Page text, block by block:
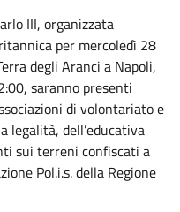
III, organizzata
per mercoledì 28
degli Aranci a Napoli,
saranno presenti
di volontariato e
legalità, dell’educativa
sui terreni confiscati a
Pol.i.s. della Regione